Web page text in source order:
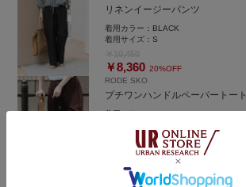
リネンイージーパンツ
着用カラー： BLACK
着用サイズ：S
￥8,360 20%OFF
RODE SKO
プチワンハンドルペーパートート
着用カラー：NATURAL
￥4,488 40%OFF